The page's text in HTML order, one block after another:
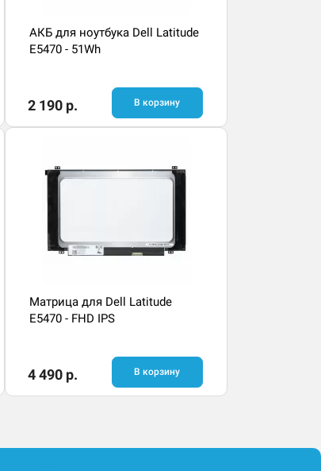
АКБ для ноутбука Dell Latitude
E5470 - 51Wh
2 190 р. В корзину
Матрица для Dell Latitude
E5470 - FHD IPS
4 490 р. В корзину